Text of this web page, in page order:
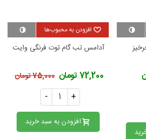
افزودن به محبوب‌ها
آدامس تب گام توت فرنگی وایت
72,200 تومان 75,000 تومان
- +
افزودن به سبد خرید